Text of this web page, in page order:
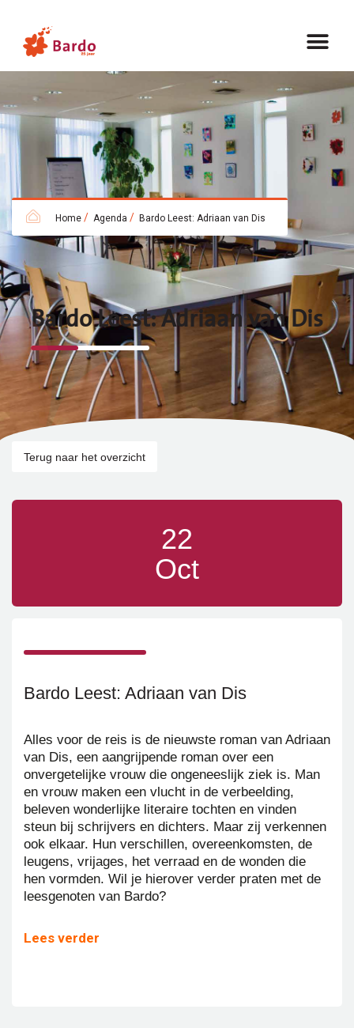
Home / Agenda / Bardo Leest: Adriaan van Dis
Bardo Leest: Adriaan van Dis
Terug naar het overzicht
22
Oct
Bardo Leest: Adriaan van Dis
Alles voor de reis is de nieuwste roman van Adriaan
van Dis, een aangrijpende roman over een
onvergetelijke vrouw die ongeneeslijk ziek is. Man
en vrouw maken een vlucht in de verbeelding,
beleven wonderlijke literaire tochten en vinden
steun bij schrijvers en dichters. Maar zij verkennen
ook elkaar. Hun verschillen, overeenkomsten, de
leugens, vrijages, het verraad en de wonden die
hen vormden. Wil je hierover verder praten met de
leesgenoten van Bardo?
Lees verder